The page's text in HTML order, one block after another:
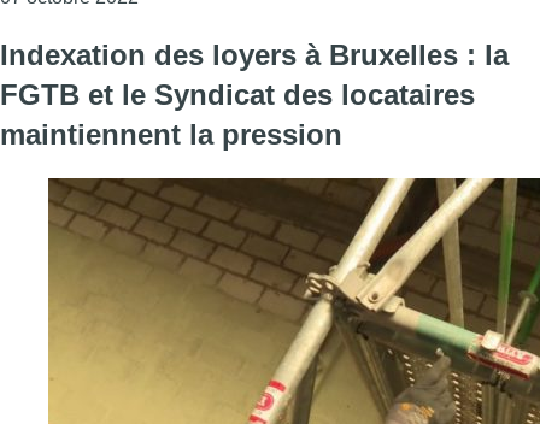
Indexation des loyers à Bruxelles : la
FGTB et le Syndicat des locataires
maintiennent la pression